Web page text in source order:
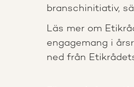
branschinitiativ,
Läs mer om
engagemang i
ned från